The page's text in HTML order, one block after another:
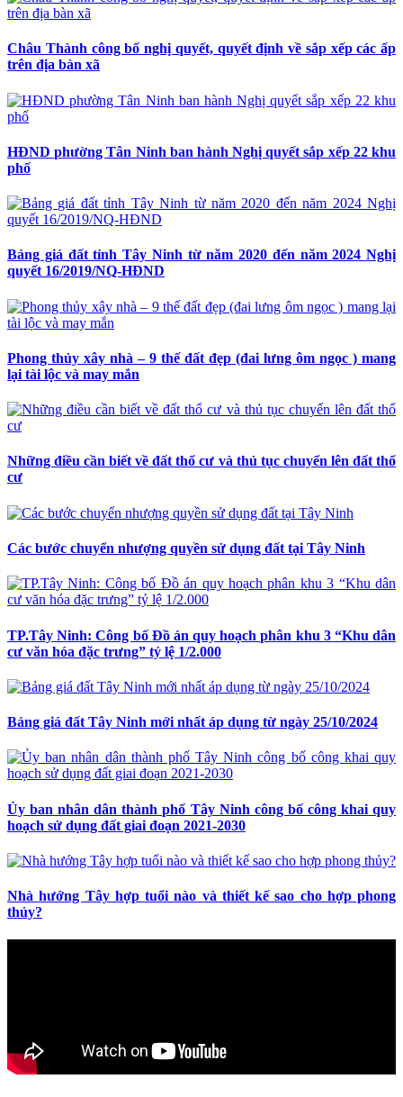
Châu Thành công bố nghị quyết, quyết định về sắp xếp các ấp
trên địa bàn xã
HĐND phường Tân Ninh ban hành Nghị quyết sắp xếp 22 khu
phố
Bảng giá đất tỉnh Tây Ninh từ năm 2020 đến năm 2024 Nghị
quyết 16/2019/NQ-HĐND
Phong thủy xây nhà – 9 thế đất đẹp (đai lưng ôm ngọc ) mang
lại tài lộc và may mắn
Những điều cần biết về đất thổ cư và thủ tục chuyển lên đất thổ
cư
Các bước chuyển nhượng quyền sử dụng đất tại Tây Ninh
TP.Tây Ninh: Công bố Đồ án quy hoạch phân khu 3 “Khu dân
cư văn hóa đặc trưng” tỷ lệ 1/2.000
Bảng giá đất Tây Ninh mới nhất áp dụng từ ngày 25/10/2024
Ủy ban nhân dân thành phố Tây Ninh công bố công khai quy
hoạch sử dụng đất giai đoạn 2021-2030
Nhà hướng Tây hợp tuổi nào và thiết kế sao cho hợp phong
thủy?